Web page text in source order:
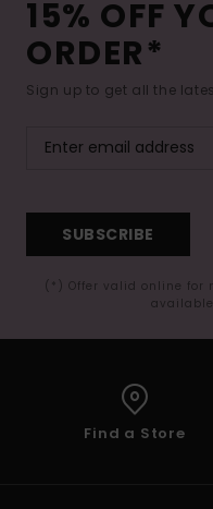
15% OFF
ORDER*
Sign up to get all the
SUBSCRIBE
(*) Offer valid online for
Find a Store